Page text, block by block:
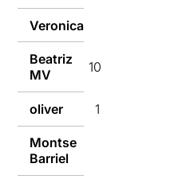
Veronica
Beatriz
MV
10/01/2017
oliver 10/01/2017
Montse
Barriel